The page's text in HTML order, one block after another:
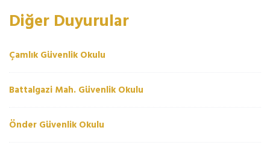
Diğer Duyurular
Çamlık Güvenlik Okulu
Battalgazi Mah. Güvenlik Okulu
Önder Güvenlik Okulu